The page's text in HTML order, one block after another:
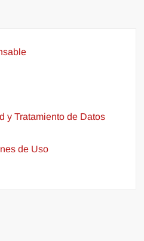
y Tratamiento de Datos
de Uso